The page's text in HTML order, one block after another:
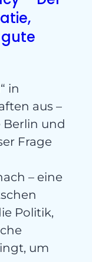
in
aus –
und
Frage
– eine
Politik,
um